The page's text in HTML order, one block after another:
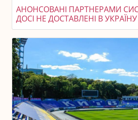
АНОНСОВАНІ ПАРТНЕРАМИ
ДОСІ НЕ ДОСТАВЛЕНІ В